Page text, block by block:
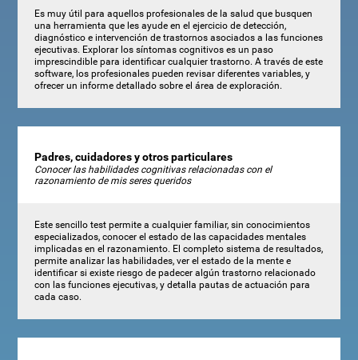
Es muy útil para aquellos profesionales de la salud que busquen
una herramienta que les ayude en el ejercicio de detección,
diagnóstico e intervención de trastornos asociados a las funciones
ejecutivas. Explorar los síntomas cognitivos es un paso
imprescindible para identificar cualquier trastorno. A través de este
software, los profesionales pueden revisar diferentes variables, y
ofrecer un informe detallado sobre el área de exploración.
Padres, cuidadores y otros particulares
Conocer las habilidades cognitivas relacionadas con el
razonamiento de mis seres queridos
Este sencillo test permite a cualquier familiar, sin conocimientos
especializados, conocer el estado de las capacidades mentales
implicadas en el razonamiento. El completo sistema de resultados,
permite analizar las habilidades, ver el estado de la mente e
identificar si existe riesgo de padecer algún trastorno relacionado
con las funciones ejecutivas, y detalla pautas de actuación para
cada caso.